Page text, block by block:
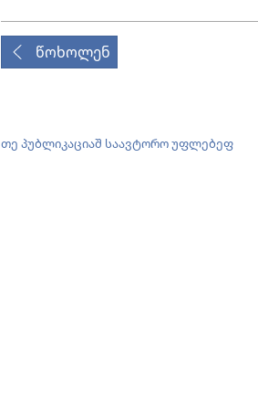
წოხოლენ
თე პუბლიკაციაშ საავტორო უფლებეფ